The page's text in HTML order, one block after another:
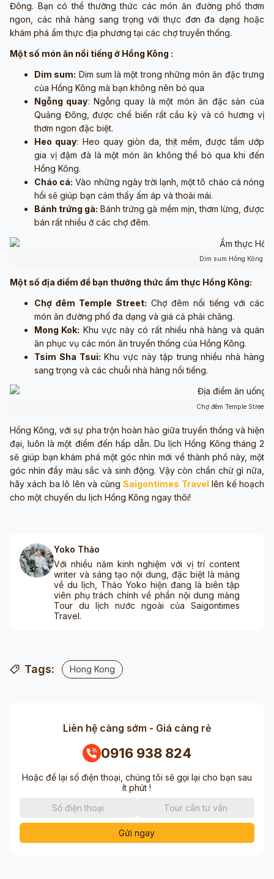
Đông. Bạn có thể thưởng thức các món ăn đường phố thơm
ngon, các nhà hàng sang trọng với thực đơn đa dạng hoặc
khám phá ẩm thực địa phương tại các chợ truyền thống.
Một số món ăn nổi tiếng ở Hồng Kông :
Dim sum: Dim sum là một trong những món ăn đặc trưng
của Hồng Kông mà bạn không nên bỏ qua
Ngỗng quay: Ngỗng quay là một món ăn đặc sản của
Quảng Đông, được chế biến rất cầu kỳ và có hương vị
thơm ngon đặc biệt.
Heo quay: Heo quay giòn da, thịt mềm, được tẩm ướp
gia vị đậm đà là một món ăn không thể bỏ qua khi đến
Hồng Kông.
Cháo cá: Vào những ngày trời lạnh, một tô cháo cá nóng
hổi sẽ giúp bạn cảm thấy ấm áp và thoải mái.
Bánh trứng gà: Bánh trứng gà mềm mịn, thơm lừng, được
bán rất nhiều ở các chợ đêm.
Dim sum Hồng Kông
Một số địa điểm để bạn thưởng thức ẩm thực Hồng Kông:
Chợ đêm Temple Street: Chợ đêm nổi tiếng với các
món ăn đường phố đa dạng và giá cả phải chăng.
Mong Kok: Khu vực này có rất nhiều nhà hàng và quán
ăn phục vụ các món ăn truyền thống của Hồng Kông.
Tsim Sha Tsui: Khu vực này tập trung nhiều nhà hàng
sang trọng và các chuỗi nhà hàng nổi tiếng.
Chợ đêm Temple Street
Hồng Kông, với sự pha trộn hoàn hảo giữa truyền thống và hiện
đại, luôn là một điểm đến hấp dẫn. Du lịch Hồng Kông tháng 2
sẽ giúp bạn khám phá một góc nhìn mới về thành phố này, một
góc nhìn đầy màu sắc và sinh động. Vậy còn chần chừ gì nữa,
hãy xách ba lô lên và cùngSaigontimes Travel lên kế hoạch
cho một chuyến du lịch Hồng Kông ngay thôi!
Yoko Thảo
Với nhiều năm kinh nghiệm với vị trí content
writer và sáng tạo nội dung, đặc biệt là mảng
về du lịch, Thảo Yoko hiện đang là biên tập
viên phụ trách chính về phần nội dung mảng
Tour du lịch nước ngoài của Saigontimes
Travel.
Tags: Hong Kong
Liên hệ càng sớm - Giá càng rẻ
0916 938 824
Hoặc để lại số điện thoại, chúng tôi sẽ gọi lại cho bạn sau
ít phút !
Gửi ngay